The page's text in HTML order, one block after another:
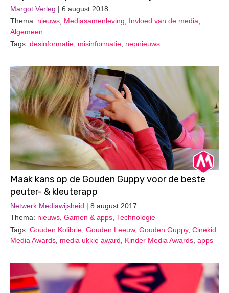
Margot Verleg | 6 august 2018
Thema: nieuws, Mediasamenleving, Invloed van de media,
Algemeen
Tags: desinformatie misinformatie nepnieuws
Maak kans op de Gouden Guppy voor de beste
peuter- & kleuterapp
Netwerk Mediawijsheid | 8 august 2017
Thema: nieuws, Gamen & apps, Technologie
Tags: Gouden Kolibrie, Gouden Leeuw, Gouden Guppy, Cinekid
Media Awards, media ukkie award, Kinder Media Awards, apps